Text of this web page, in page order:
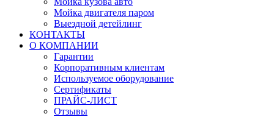
Мойка двигателя паром
Выездной детейлинг
КОНТАКТЫ
О КОМПАНИИ
Гарантии
Корпоративным клиентам
Используемое оборудование
Сертификаты
ПРАЙС-ЛИСТ
Отзывы